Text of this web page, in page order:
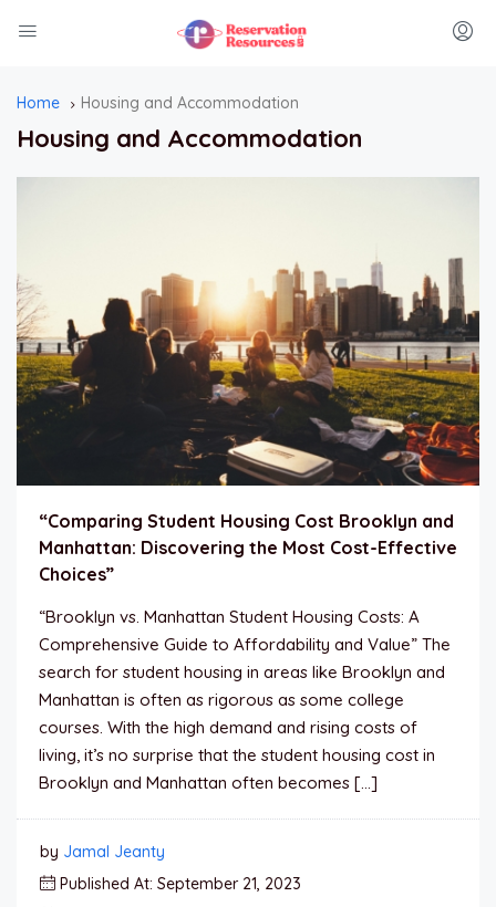
Home Housing and Accommodation
Housing and Accommodation
“Comparing Student Housing Cost Brooklyn and
Manhattan: Discovering the Most Cost-Effective
Choices”
“Brooklyn vs. Manhattan Student Housing Costs: A
Comprehensive Guide to Affordability and Value” The
search for student housing in areas like Brooklyn and
Manhattan is often as rigorous as some college
courses. With the high demand and rising costs of
living, it’s no surprise that the student housing cost in
Brooklyn and Manhattan often becomes […]
by Jamal Jeanty
Published At: September 21, 2023